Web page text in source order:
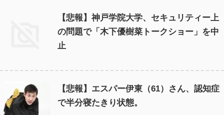
【悲報】神戸学院大学、セキュリティー上
の問題で「木下優樹菜トークショー」を中
止
【悲報】エスパー伊東（61）さん、認知症
で半分寝たきり状態。